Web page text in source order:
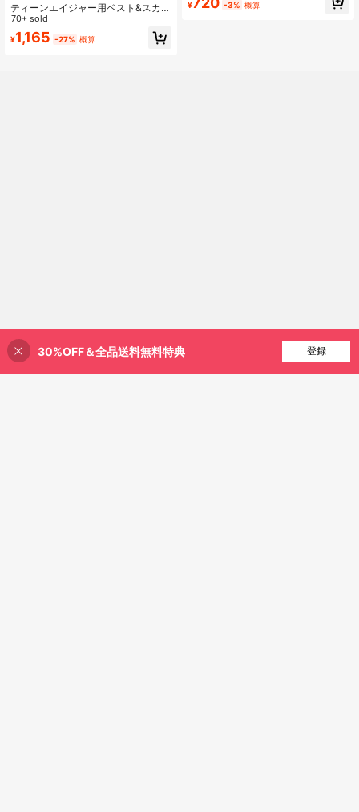
ティーンエイジャー用ベスト&スカー
ト セット 'i Am Weak'プリント
70+ sold
¥1,165 -27% 概算
ーション、プールパーティー、ビー
¥ -3% 概算
52% 割引！ 買い物かごに追加
30%OFF＆全品送料無料特典 登録